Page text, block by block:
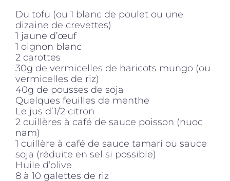
Du tofu (ou 1 blanc de poulet ou une
dizaine de crevettes)
1 jaune d’œuf
1 oignon blanc
2 carottes
30g de vermicelles de haricots mungo (ou
vermicelles de riz)
40g de pousses de soja
Quelques feuilles de menthe
Le jus d’1/2 citron
2 cuillères à café de sauce poisson (nuoc
nam)
1 cuillère à café de sauce tamari ou sauce
soja (réduite en sel si possible)
Huile d’olive
8 à 10 galettes de riz